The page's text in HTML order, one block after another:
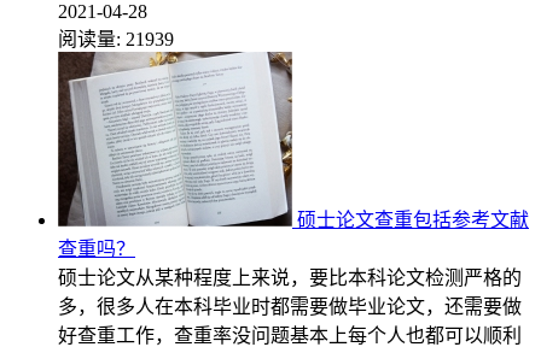
2021-04-28
阅读量: 21939
硕士论文查重包括参考文献
查重吗？
硕士论文从某种程度上来说，要比本科论文检测严格的
多，很多人在本科毕业时都需要做毕业论文，还需要做
好查重工作，查重率没问题基本上每个人也都可以顺利